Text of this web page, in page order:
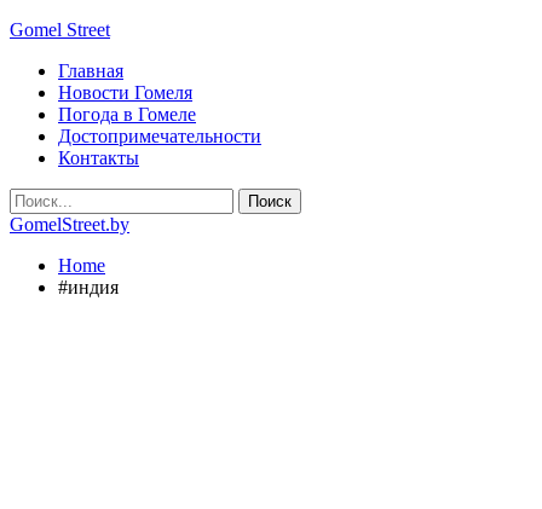
Gomel Street
Главная
Новости Гомеля
Погода в Гомеле
Достопримечательности
Контакты
GomelStreet.by
Home
#индия